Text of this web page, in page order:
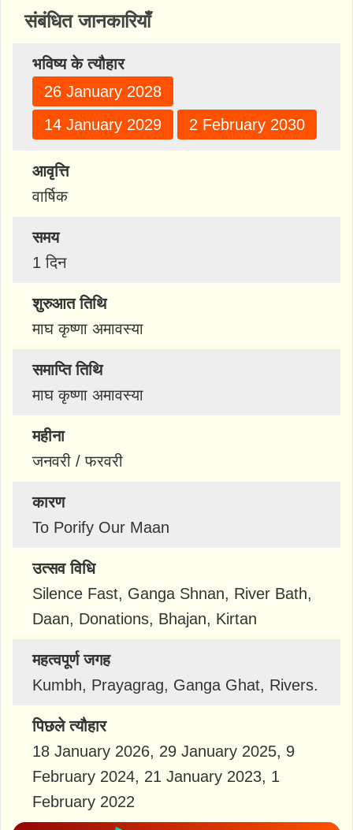
संबंधित जानकारियाँ
भविष्य के त्यौहार
26 January 2028
14 January 2029
2 February 2030
आवृत्ति
वार्षिक
समय
1 दिन
शुरुआत तिथि
माघ कृष्णा अमावस्या
समाप्ति तिथि
माघ कृष्णा अमावस्या
महीना
जनवरी / फरवरी
कारण
To Porify Our Maan
उत्सव विधि
Silence Fast, Ganga Shnan, River Bath,
Daan, Donations, Bhajan, Kirtan
महत्वपूर्ण जगह
Kumbh, Prayagrag, Ganga Ghat, Rivers.
पिछले त्यौहार
18 January 2026, 29 January 2025, 9
February 2024, 21 January 2023, 1
February 2022